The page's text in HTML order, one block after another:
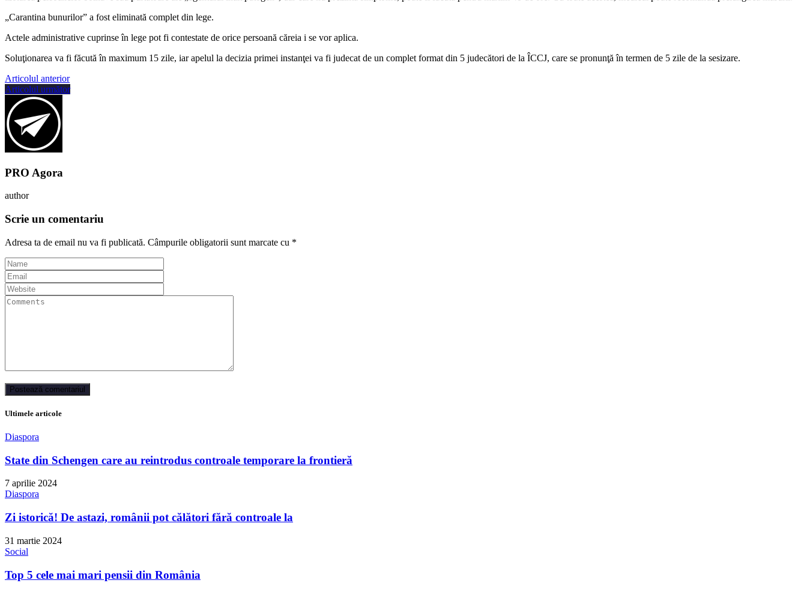
„Carantina bunurilor” a fost eliminată complet din lege.
Actele administrative cuprinse în lege pot fi contestate de orice persoană căreia i se vor aplica.
Soluţionarea va fi făcută în maximum 15 zile, iar apelul la decizia primei instanţei va fi judecat de un complet format din 5 judecători de la ÎCCJ, care se pronunţă în termen de 5 zile de la sesizare.
Articolul anterior
Articolul următor
PRO Agora
author
Scrie un comentariu
Adresa ta de email nu va fi publicată. Câmpurile obligatorii sunt marcate cu *
Ultimele articole
Diaspora
State din Schengen care au reintrodus controale temporare la frontieră
7 aprilie 2024
Diaspora
Zi istorică! De astazi, românii pot călători fără controale la
31 martie 2024
Social
Top 5 cele mai mari pensii din România